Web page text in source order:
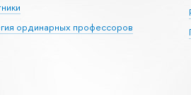
ординарных профессоров